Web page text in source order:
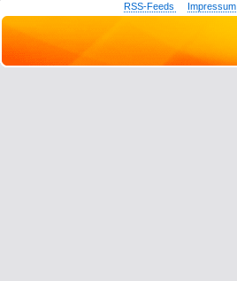
RSS-Feeds Impressum